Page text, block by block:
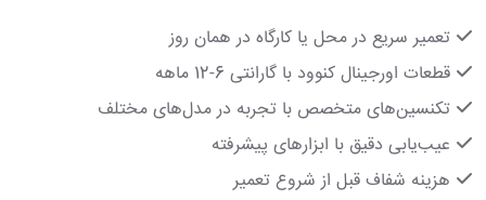
تعمیر سریع در محل یا کارگاه در همان روز
قطعات اورجینال کنوود با گارانتی 6-12 ماهه
تکنسین‌های متخصص با تجربه در مدل‌های مختلف
عیب‌یابی دقیق با ابزارهای پیشرفته
هزینه شفاف قبل از شروع تعمیر